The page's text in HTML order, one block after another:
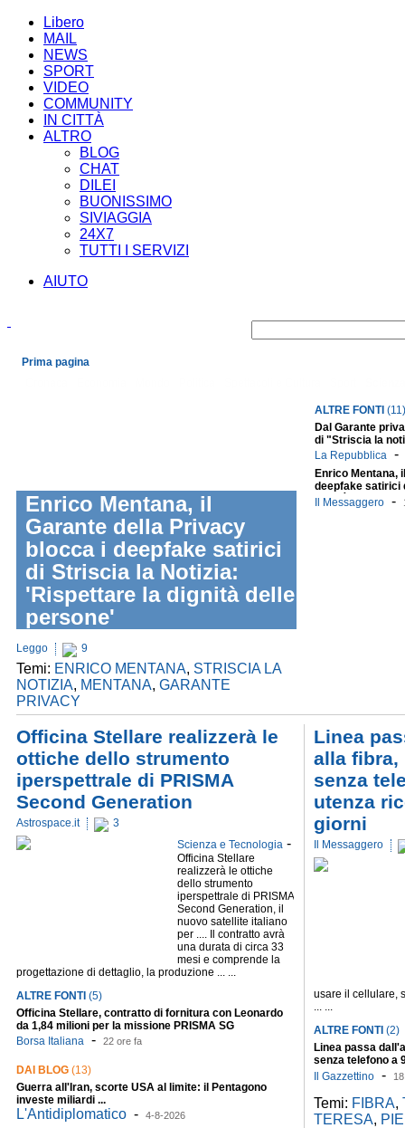
Libero
MAIL
NEWS
SPORT
VIDEO
COMMUNITY
IN CITTÀ
ALTRO
BLOG
CHAT
DILEI
BUONISSIMO
SIVIAGGIA
24X7
TUTTI I SERVIZI
AIUTO
Prima pagina
Enrico Mentana, il
Garante della Privacy
blocca i deepfake satirici
di Striscia la Notizia:
'Rispettare la dignità delle
persone'
Leggo 9
Temi: ENRICO MENTANA, STRISCIA LA
NOTIZIA, MENTANA, GARANTE
PRIVACY
ALTRE FONTI (11)
Dal Garante
di "Striscia la
La Repubblica -
Enrico Mentana,
deepfake satirici
dignità delle
Il Messaggero -
Officina Stellare realizzerà le
ottiche dello strumento
iperspettrale di PRISMA
Second Generation
Astrospace.it
3
Scienza e Tecnologia -
Officina Stellare
realizzerà le ottiche
dello strumento
iperspettrale di PRISMA
Second Generation, il
nuovo satellite italiano
per .... Il contratto avrà
una durata di circa 33
mesi e comprende la
progettazione di dettaglio, la produzione ... ...
ALTRE FONTI (5)
Officina Stellare, contratto di fornitura con Leonardo
da 1,84 milioni per la missione PRISMA SG
Borsa Italiana - 22 ore fa
DAI BLOG (13)
Guerra all'Iran, scorte USA al limite: il Pentagono
investe miliardi ...
L'Antidiplomatico - 4-8-2026
Linea
alla fibra,
senza
utenza
giorni
Il Messaggero
usare il cellulare,
... ...
ALTRE FONTI (2)
Linea passa
senza telefono a
giorni
Il Gazzettino -
Temi: FIBRA,
TERESA,